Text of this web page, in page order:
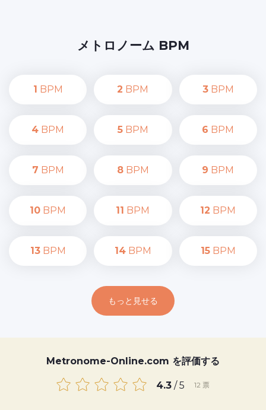
メトロノーム BPM
1 BPM 2 BPM 3BPM
4 BPM 5BPM 6 BPM
7 BPM 8BPM 9 BPM
10 BPM 11 BPM 12 BPM
13BPM 14BPM 15BPM
もっと見せる
Metronome-Online.com を評価する
4.3 / 5 12 票